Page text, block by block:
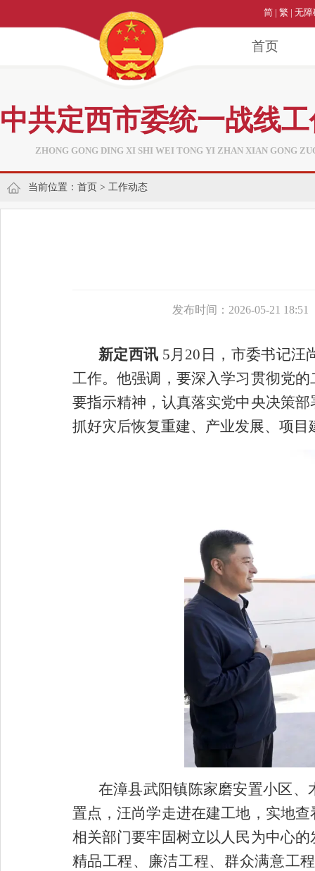
简 | 繁 | 无障
首页
中共定西市委统一战线
ZHONG GONG DING XI SHI WEI TONG YI ZHAN XIAN GONG
当前位置： 首页 > 工作动态
发布时间：2026-05-21 18:51
新定西讯 5月20日，市委书记汪
工作。他强调，要深入学习贯彻党
要指示精神，认真落实党中央决策
抓好灾后恢复重建、产业发展、项
在漳县武阳镇陈家磨安置小区
置点，汪尚学走进在建工地，实地
相关部门要牢固树立以人民为中心
精品工程、廉洁工程、群众满意工